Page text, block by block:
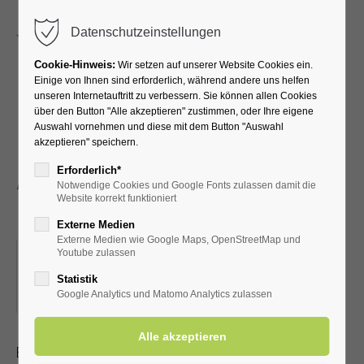
"Hohnerklang“ – das
besondere
Akkordeonorchester aus
Oelde - spielt für Sie
07.05.2023, 15:00
ORT: KURHALLE (BEI GUTEM WETTER IN DER
KONZERTMUSCHEL)
Ein Akkordeonorchester mit über 60jähriger Tradition mit
Datenschutzeinstellungen
Cookie-Hinweis: Wir setzen auf unserer Website Cookies ein.
Einige von Ihnen sind erforderlich, während andere uns helfen
unseren Internetauftritt zu verbessern. Sie können allen Cookies
über den Button "Alle akzeptieren" zustimmen, oder Ihre eigene
Auswahl vornehmen und diese mit dem Button "Auswahl
akzeptieren" speichern.
Erforderlich*
Notwendige Cookies und Google Fonts zulassen damit die
Website korrekt funktioniert
Externe Medien
Externe Medien wie Google Maps, OpenStreetMap und
Youtube zulassen
Statistik
Google Analytics und Matomo Analytics zulassen